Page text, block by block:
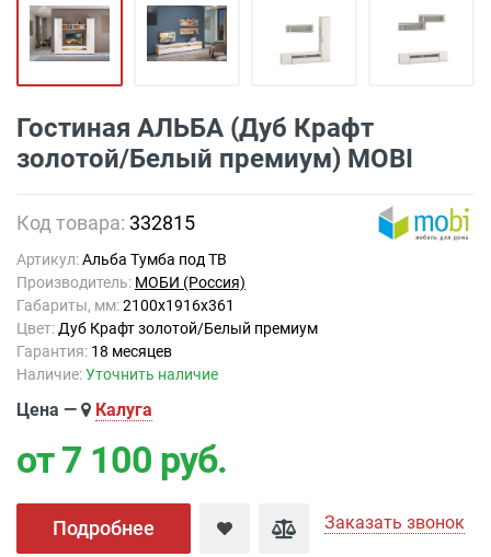
Гостиная АЛЬБА (Дуб Крафт
золотой/Белый премиум) MOBI
Код товара: 332815
Артикул:Альба Тумба под ТВ
Производитель: МОБИ (Россия)
Габариты, мм:2100х1916х361
Цвет: Дуб Крафт золотой/Белый премиум
Гарантия: 18 месяцев
Наличие:Уточнить наличие
Цена — Калуга
от 7 100 руб.
Подробнее Заказать звонок